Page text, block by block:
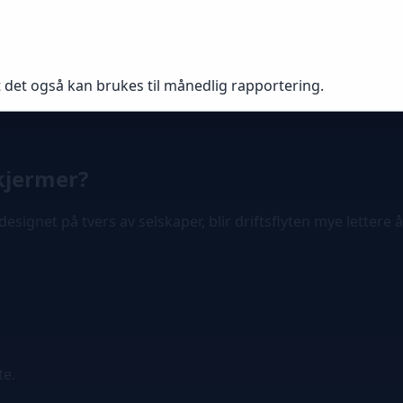
også kan brukes til månedlig rapportering.